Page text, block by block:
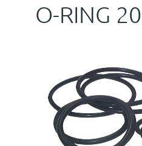
O-RING